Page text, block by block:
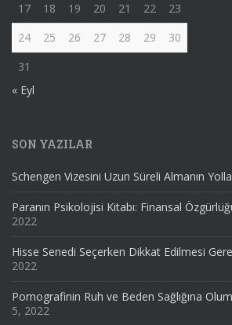
17
18 19 20 21 22
23
24
25 26 27 28 29
30
31
« Eyl
SON YAZILAR
Schengen Vizesini Uzun Süreli Almanın
Paranın Psikolojisi Kitabı: Finansal
2022
Hisse Senedi Seçerken Dikkat Edilmesi
2022
Pornografinin Ruh ve Beden Sağlığına
5, 2022